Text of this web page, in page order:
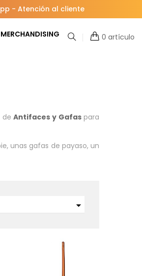
- Atención al cliente
MERCHANDISING 0 artículo
deAntifaces y Gafaspara
unas gafas de payaso, un
